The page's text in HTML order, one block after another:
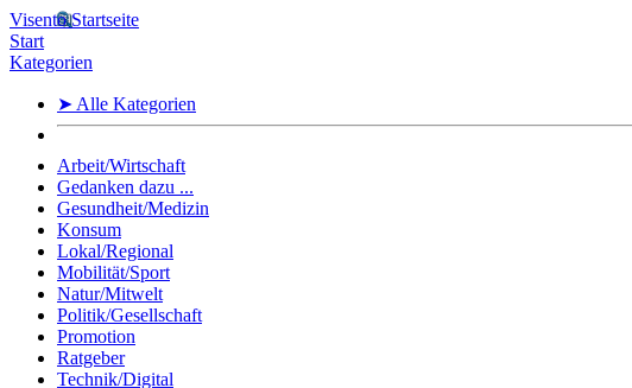
Visento Startseite
Start
Kategorien
➤ Alle Kategorien
Arbeit/Wirtschaft
Gedanken dazu ...
Gesundheit/Medizin
Konsum
Lokal/Regional
Mobilität/Sport
Natur/Mitwelt
Politik/Gesellschaft
Promotion
Ratgeber
Technik/Digital